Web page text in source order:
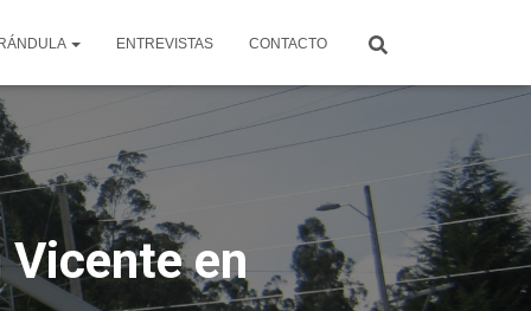
ENTREVISTAS CONTACTO
en